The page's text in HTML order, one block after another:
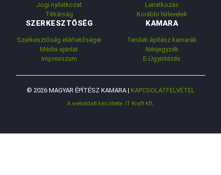
Jogi nyilatkozat
Titkárság
Leiratkozás
Korábbi hírlevelek
SZERKESZTŐSÉG
Szerkesztőség elérhetőségei
Média ajánlat
Impresszum
KAMARA
Területi építész kamarák
Névjegyzék
E-Ügyintézés
© 2026 MAGYAR ÉPÍTÉSZ KAMARA | KAPCSOLATFELVÉTEL
A weboldalt készítette: IT Kraft Kft.